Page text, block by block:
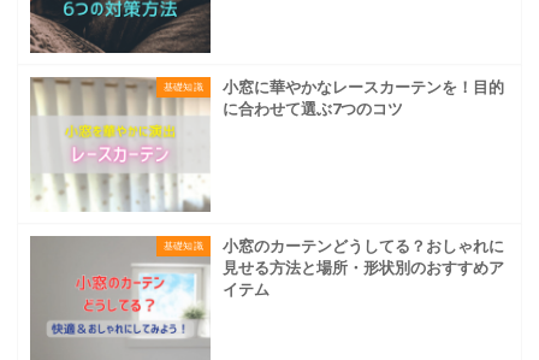
基礎知識
小窓に華やかなレースカーテンを！目的
に合わせて選ぶ7つのコツ
基礎知識
小窓のカーテンどうしてる？おしゃれに
見せる方法と場所・形状別のおすすめア
イテム